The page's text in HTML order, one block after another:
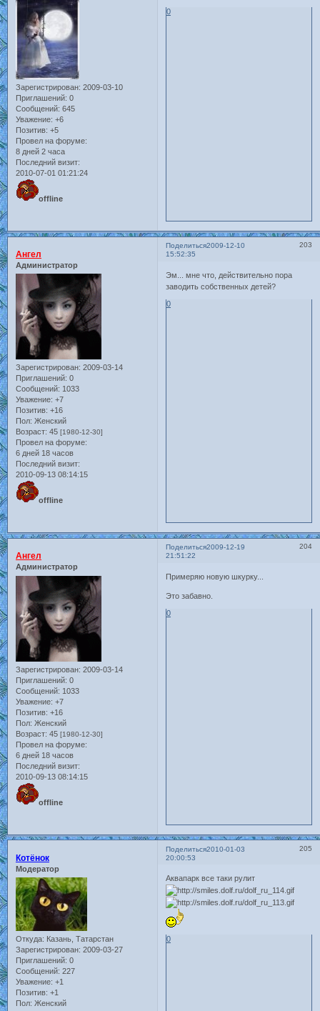
Зарегистрирован: 2009-03-10
Приглашений: 0
Сообщений: 645
Уважение: +6
Позитив: +5
Провел на форуме:
8 дней 2 часа
Последний визит:
2010-07-01 01:21:24
offline
0
Поделиться 203
2009-12-10
15:52:35
Ангел
Администратор
Зарегистрирован: 2009-03-14
Приглашений: 0
Сообщений: 1033
Уважение: +7
Позитив: +16
Пол: Женский
Возраст: 45 [1980-12-30]
Провел на форуме:
6 дней 18 часов
Последний визит:
2010-09-13 08:14:15
offline
Эм... мне что, действительно пора
заводить собственных детей?
0
Поделиться 204
2009-12-19
21:51:22
Ангел
Администратор
Зарегистрирован: 2009-03-14
Приглашений: 0
Сообщений: 1033
Уважение: +7
Позитив: +16
Пол: Женский
Возраст: 45 [1980-12-30]
Провел на форуме:
6 дней 18 часов
Последний визит:
2010-09-13 08:14:15
offline
Примеряю новую шкурку...
Это забавно.
0
Поделиться 205
2010-01-03
20:00:53
Котёнок
Модератор
Откуда: Казань, Татарстан
Зарегистрирован: 2009-03-27
Приглашений: 0
Сообщений: 227
Уважение: +1
Позитив: +1
Пол: Женский
Аквапарк все таки рулит
0